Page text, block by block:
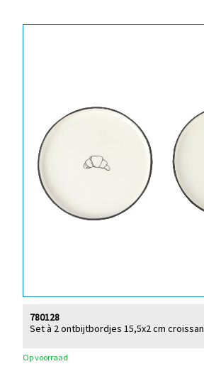
Set à 2 ontbijtbordjes 15,5x2 cm
780128
Op voorraad